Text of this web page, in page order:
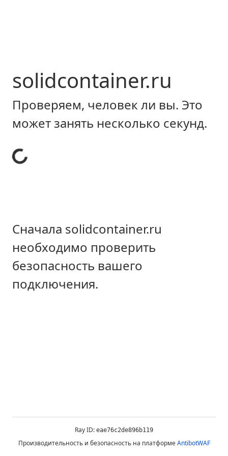
solidcontainer.ru
Проверяем, человек ли вы. Это
может занять несколько секунд.
Сначала solidcontainer.ru
необходимо проверить
безопасность вашего
подключения.
Ray ID: eae76c2de896b119
Производительность и безопасность на платформе AntibotWAF